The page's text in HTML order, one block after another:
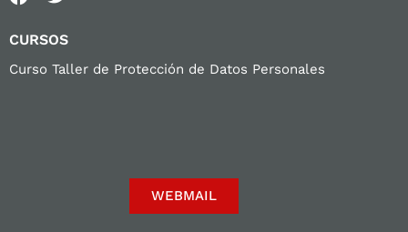
CURSOS
Curso Taller de Protección de Datos Personales
WEBMAIL